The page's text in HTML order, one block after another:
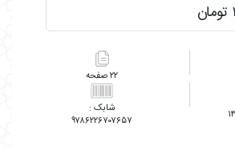
۲۲
۹۷۸۶۲۲۶۷۰۷۶۵۷